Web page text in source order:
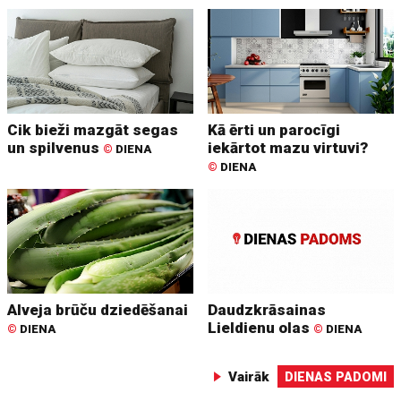
Cik bieži mazgāt segas
un spilvenus © DIENA
Kā ērti un parocīgi
iekārtot mazu virtuvi?
© DIENA
Alveja brūču dziedēšanai
© DIENA
Daudzkrāsainas
Lieldienu olas © DIENA
Vairāk DIENAS PADOMI